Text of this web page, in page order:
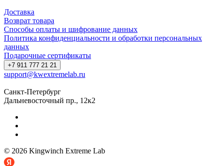
Доставка
Возврат товара
Способы оплаты и шифрование данных
Политика конфиденциальности и обработки персональных
данных
Подарочные сертификаты
+7 911 777 21 21
support@kwextremelab.ru
Санкт-Петербург
Дальневосточный пр., 12к2
© 2026 Kingwinch Extreme Lab